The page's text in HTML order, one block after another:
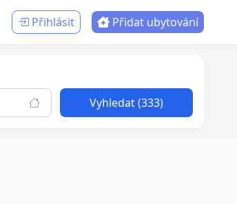
Přihlásit Přidat ubytování
Vyhledat (333)